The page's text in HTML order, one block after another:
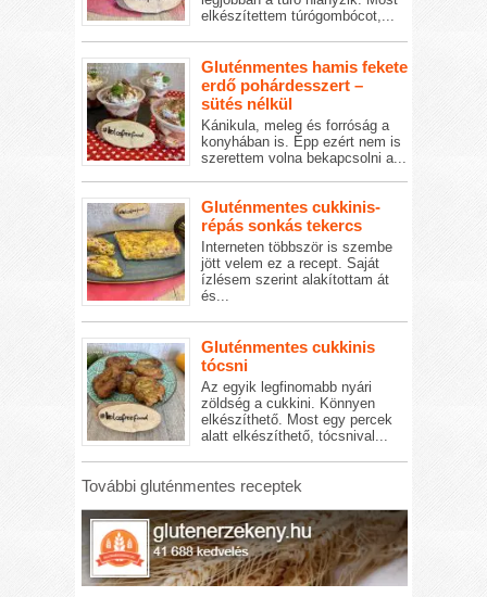
elkészítettem túrógombócot,...
Gluténmentes hamis fekete
erdő pohárdesszert –
sütés nélkül
Kánikula, meleg és forróság a
konyhában is. Épp ezért nem is
szerettem volna bekapcsolni a...
Gluténmentes cukkinis-
répás sonkás tekercs
Interneten többször is szembe
jött velem ez a recept. Saját
ízlésem szerint alakítottam át
és...
Gluténmentes cukkinis
tócsni
Az egyik legfinomabb nyári
zöldség a cukkini. Könnyen
elkészíthető. Most egy percek
alatt elkészíthető, tócsnival...
További gluténmentes receptek